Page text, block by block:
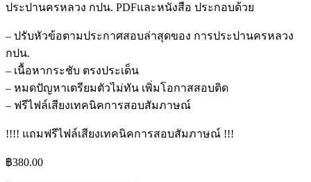
ประปานครหลวง กปน. PDFและหนังสือ ประกอบด้วย
– ปรับหัวข้อตามประกาศสอบล่าสุดของ การประปานครหลวง
กปน.
– เนื้อหากระชับ ตรงประเด็น
– หมดปัญหาเตรียมตัวไม่ทัน เพิ่มโอกาสสอบติด
– ฟรีไฟล์เสียงเทคนิคการสอบสัมภาษณ์
!!!! แถมฟรีไฟล์เสียงเทคนิคการสอบสัมภาษณ์ !!!
฿380.00